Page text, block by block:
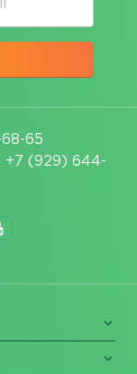
65
+7 (929) 644-